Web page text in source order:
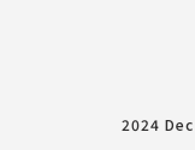
2024